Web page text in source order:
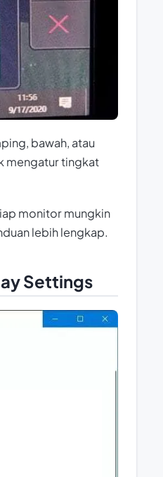
bawah, atau
mengatur tingkat
monitor mungkin
lebih lengkap.
Settings